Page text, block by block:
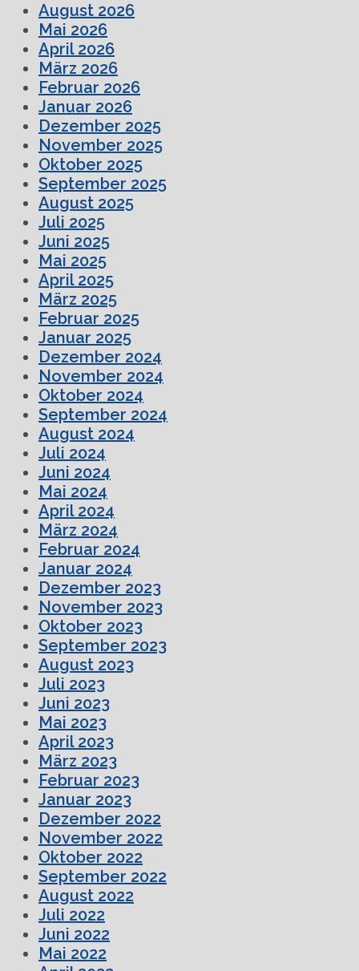
August 2026
Mai 2026
April 2026
März 2026
Februar 2026
Januar 2026
Dezember 2025
November 2025
Oktober 2025
September 2025
August 2025
Juli 2025
Juni 2025
Mai 2025
April 2025
März 2025
Februar 2025
Januar 2025
Dezember 2024
November 2024
Oktober 2024
September 2024
August 2024
Juli 2024
Juni 2024
Mai 2024
April 2024
März 2024
Februar 2024
Januar 2024
Dezember 2023
November 2023
Oktober 2023
September 2023
August 2023
Juli 2023
Juni 2023
Mai 2023
April 2023
März 2023
Februar 2023
Januar 2023
Dezember 2022
November 2022
Oktober 2022
September 2022
August 2022
Juli 2022
Juni 2022
Mai 2022